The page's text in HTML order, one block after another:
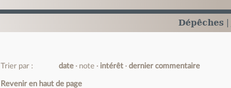
Dépêches
Trier par : date note intérêt dernier commentaire
Revenir en haut de page